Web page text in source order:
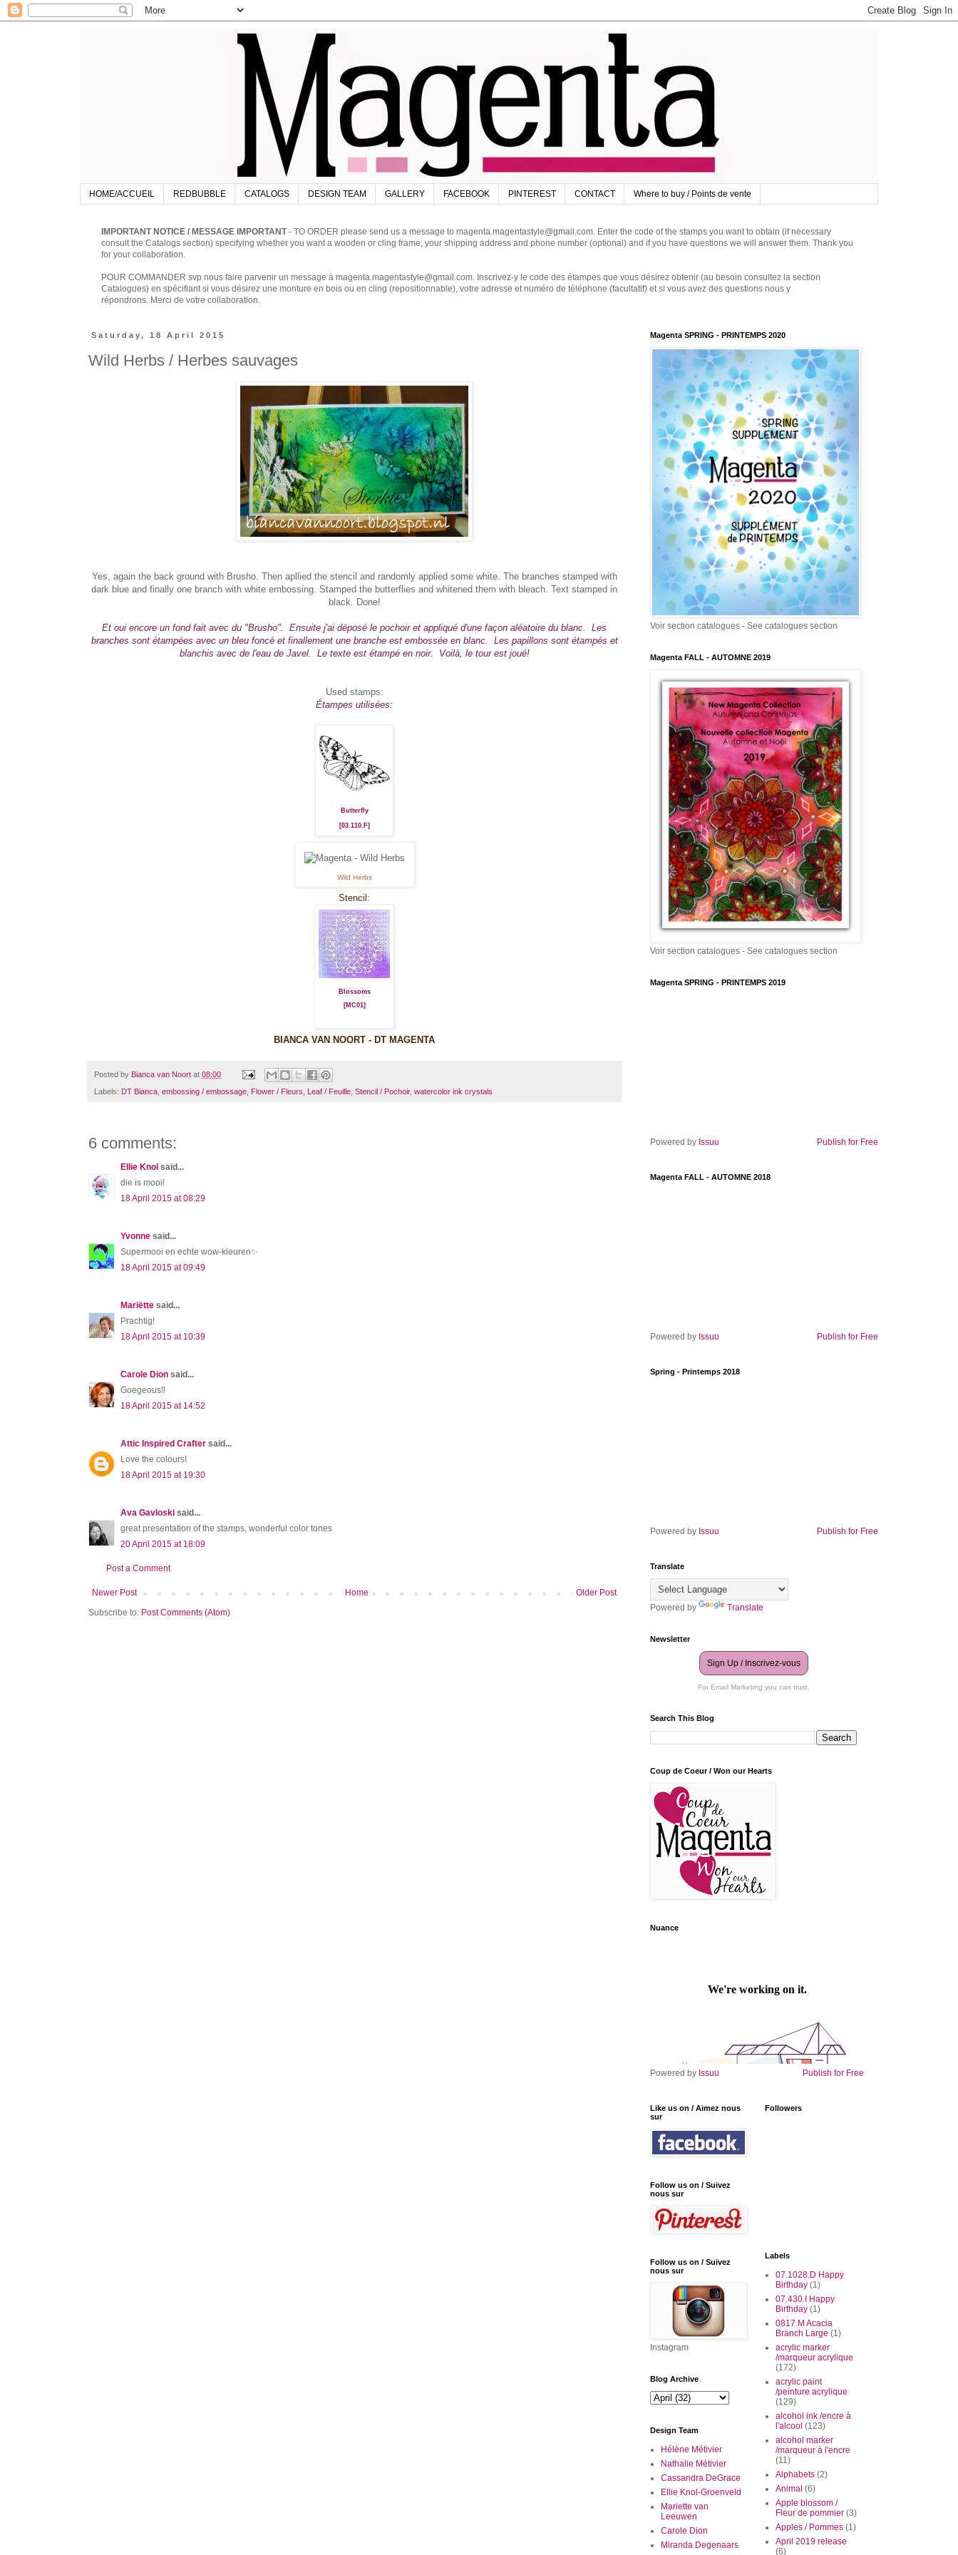
HOME/ACCUEIL REDBUBBLE CATALOGS DESIGN TEAM GALLERY FACEBOOK PINTEREST CONTACT Where to buy / Points de vente
IMPORTANT NOTICE / MESSAGE IMPORTANT- TO ORDER please send us a message to magenta.magentastyle@gmail.com. Enter the code of the stamps you want to obtain (if necessary
consult the Catalogs section) specifying whether you want a wooden or cling frame, your shipping address and phone number (optional) and if you have questions we will answer them. Thank you
for your collaboration.
POUR COMMANDER svp nous faire parvenir un message à magenta.magentastyle@gmail.com. Inscrivez-y le code des étampes que vous désirez obtenir (au besoin consultez la section
Catalogues) en spécifiant si vous désirez une monture en bois ou en cling (repositionnable), votre adresse et numéro de téléphone (facultatif) et si vous avez des questions nous y
répondrons. Merci de votre collaboration.
Saturday, 18 April 2015
Wild Herbs / Herbes sauvages
Yes, again the back ground with Brusho. Then apllied the stencil and randomly applied some white. The branches stamped with
dark blue and finally one branch with white embossing. Stamped the butterflies and whitened them with bleach. Text stamped in
black. Done!
Et oui encore un fond fait avec du "Brusho". Ensuite j'ai déposé le pochoir et appliqué d'une façon aléatoire du blanc. Les
branches sont étampées avec un bleu foncé et finallement une branche est embossée en blanc. Les papillons sont étampés et
blanchis avec de l'eau de Javel. Le texte est étampé en noir. Voilà, le tour est joué!
Used stamps:
Étampes utilisées:
Butterfly
[03.110.F]
Wild Herbs
Stencil:
Blossoms
[MC01]
BIANCA VAN NOORT - DT MAGENTA
Posted by Bianca van Noort at 08:00
Labels: DT Bianca embossing / embossage Flower / Fleurs Leaf / Feuille Stencil / Pochoir, watercolor ink crystals
6 comments:
Ellie Knol said...
die is mooi!
18 April 2015 at 08:29
Yvonne said...
Supermooi en echte wow-kleuren✨
18 April 2015 at 09:49
Mariëtte said...
Prachtig!
18 April 2015 at 10:39
Carole Dion said...
Goegeous!!
18 April 2015 at 14:52
Attic Inspired Crafter said...
Love the colours!
18 April 2015 at 19:30
Ava Gavloski said...
great presentation of the stamps, wonderful color tones
20 April 2015 at 18:09
Post a Comment
Newer Post Older Post
Home
Subscribe to: Post Comments (Atom)
Magenta SPRING - PRINTEMPS 2020
Voir section catalogues - See catalogues section
Magenta FALL - AUTOMNE 2019
Voir section catalogues - See catalogues section
Magenta SPRING - PRINTEMPS 2019
Powered by Issuu Publish for Free
Magenta FALL - AUTOMNE 2018
Powered by Issuu Publish for Free
Spring - Printemps 2018
Powered by Issuu Publish for Free
Translate
Powered by Translate
Newsletter
Sign Up / Inscrivez-vous
For Email Marketing you can trust.
Search This Blog
Coup de Coeur / Won our Hearts
Nuance
Powered by Issuu Publish for Free
Like us on / Aimez nous
sur
Follow us on / Suivez
nous sur
Follow us on / Suivez
nous sur
Instagram
Blog Archive
Design Team
Hélène Métivier
Nathalie Métivier
Cassandra DeGrace
Ellie Knol-Groenveld
Mariette van
Leeuwen
Carole Dion
Miranda Degenaars
Followers
Labels
07.1028.D Happy
Birthday (1)
07.430.I Happy
Birthday (1)
0817.M Acacia
Branch Large (1)
acrylic marker
/marqueur acrylique
(172)
acrylic paint
/peinture acrylique
(129)
alcohol ink /encre à
l'alcool (123)
alcohol marker
/marqueur à l'encre
(11)
Alphabets (2)
Animal (6)
Apple blossom /
Fleur de pommier (3)
Apples / Pommes (1)
April 2019 release
(6)